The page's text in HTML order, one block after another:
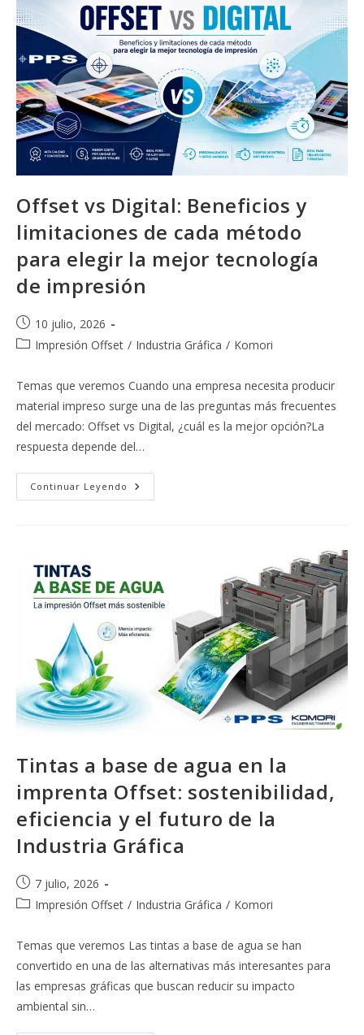
Hasta
La
Puesta
En
Marcha
De
La
Prensa
Offset vs Digital: Beneficios y
limitaciones de cada método
para elegir la mejor tecnología
de impresión
Publicación
de
10 julio, 2026
Categoría
la
entrada:
Impresión Offset / Industria Gráfica / Komori
Temas que veremos Cuando una empresa necesita producir
material impreso surge una de las preguntas más frecuentes
del mercado: Offset vs Digital, ¿cuál es la mejor opción?La
respuesta depende del…
Continuar Leyendo Offset
Vs
Método
Para
Elegir
La
Tecnología
Impresión
Tintas a base de agua en la
imprenta Offset: sostenibilidad,
eficiencia y el futuro de la
Industria Gráfica
Publicación
de
7 julio, 2026
Categoría
la
entrada:
Impresión Offset / Industria Gráfica / Komori
Temas que veremos Las tintas a base de agua se han
convertido en una de las alternativas más interesantes para
las empresas gráficas que buscan reducir su impacto
ambiental sin…